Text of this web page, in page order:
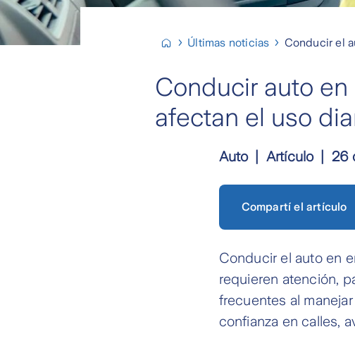
Últimas noticias Conducir el
Conducir auto
afectan el uso
Auto Artículo 26
Compartí el artículo
Conducir el auto en
requieren atención,
frecuentes al
confianza en calles,